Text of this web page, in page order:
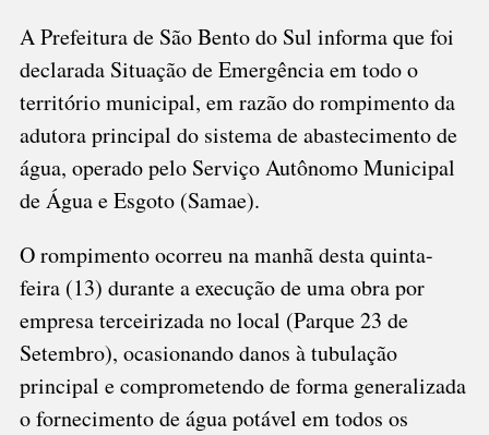
A Prefeitura de São Bento do Sul informa que foi
declarada Situação de Emergência em todo o
território municipal, em razão do rompimento da
adutora principal do sistema de abastecimento de
água, operado pelo Serviço Autônomo Municipal
de Água e Esgoto (Samae).
O rompimento ocorreu na manhã desta quinta-
feira (13) durante a execução de uma obra por
empresa terceirizada no local (Parque 23 de
Setembro), ocasionando danos à tubulação
principal e comprometendo de forma generalizada
o fornecimento de água potável em todos os